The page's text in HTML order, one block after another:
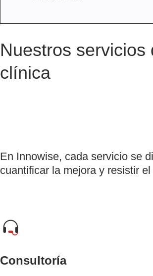
Nuestros
clínica
En Innowise, cada servicio se
cuantificar la mejora y resistir
Consultoría